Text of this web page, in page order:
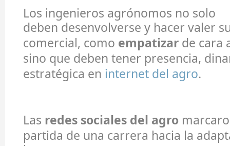
Los ingenieros agrónomos no solo
deben desenvolverse y hacer valer
comercial, como empatizar de cara
sino que deben tener presencia,
estratégica en internet del agro.
Las redes sociales del agro
partida de una carrera hacia la